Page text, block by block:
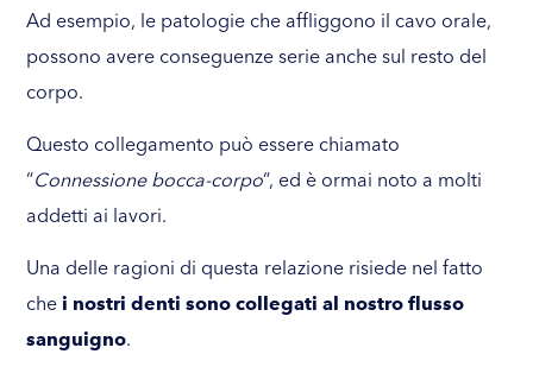
Ad esempio, le patologie che affliggono il cavo orale,
possono avere conseguenze serie anche sul resto del
corpo.
Questo collegamento può essere chiamato
“Connessione bocca-corpo“, ed è ormai noto a molti
addetti ai lavori.
Una delle ragioni di questa relazione risiede nel fatto
chei nostri denti sono collegati al nostro flusso
sanguigno.